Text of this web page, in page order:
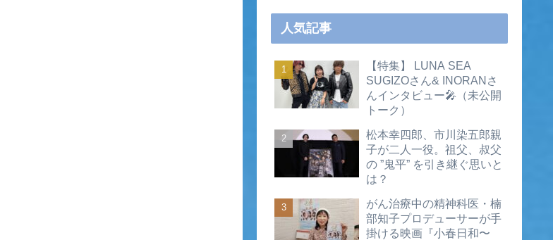
人気記事
【特集】 LUNA SEA
SUGIZOさん& INORANさ
んインタビュー🎤（未公開
トーク）
松本幸四郎、市川染五郎親
子が二人一役。祖父、叔父
の ”鬼平” を引き継ぐ思いと
は？
がん治療中の精神科医・楠
部知子プロデューサーが手
掛ける映画『小春日和〜